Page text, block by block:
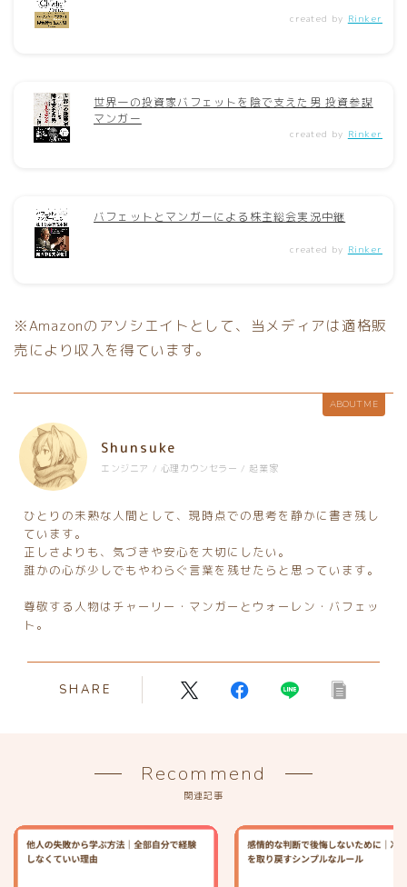
created by Rinker
世界一の投資家バフェットを陰で支えた男 投資参謀
マンガー
created by Rinker
バフェットとマンガーによる株主総会実況中継
created by Rinker
※Amazonのアソシエイトとして、当メディアは適格販
売により収入を得ています。
ABOUT ME
Shunsuke
エンジニア / 心理カウンセラー / 起業家
ひとりの未熟な人間として、現時点での思考を静かに書き残し
ています。
正しさよりも、気づきや安心を大切にしたい。
誰かの心が少しでもやわらぐ言葉を残せたらと思っています。
尊敬する人物はチャーリー・マンガーとウォーレン・バフェッ
ト。
SHARE
Recommend
関連記事